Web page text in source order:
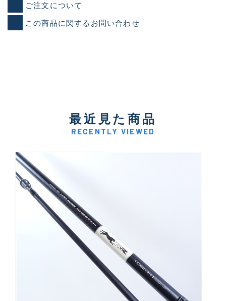
ご注文について
この商品に関するお問い合わせ
最近見た商品
RECENTLY VIEWED